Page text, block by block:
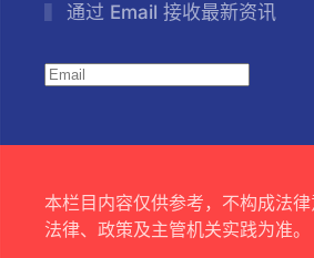
通过 Email 接收最新资讯
本栏目内容仅供参考，不构成法
法律、政策及主管机关实践为准。